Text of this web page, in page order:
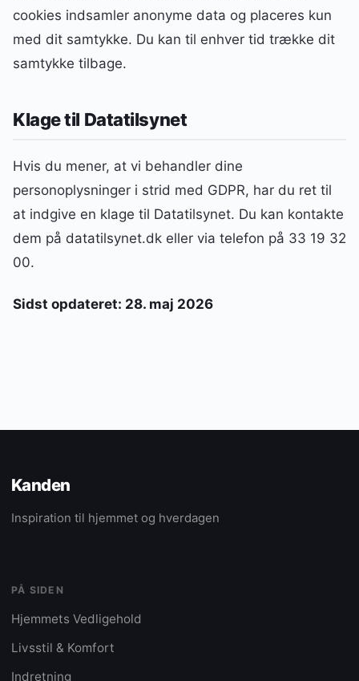
cookies indsamler anonyme data og placeres kun
med dit samtykke. Du kan til enhver tid trække dit
samtykke tilbage.
Klage til Datatilsynet
Hvis du mener, at vi behandler dine
personoplysninger i strid med GDPR, har du ret til
at indgive en klage til Datatilsynet. Du kan kontakte
dem på datatilsynet.dk eller via telefon på 33 19 32
00.
Sidst opdateret: 28. maj 2026
Kanden
Inspiration til hjemmet og hverdagen
PÅ SIDEN
Hjemmets Vedligehold
Livsstil & Komfort
Indretning